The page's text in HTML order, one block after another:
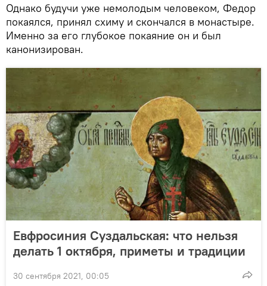
Однако будучи уже немолодым человеком, Федор
покаялся, принял схиму и скончался в монастыре.
Именно за его глубокое покаяние он и был
канонизирован.
Евфросиния Суздальская: что нельзя
делать 1 октября, приметы и традиции
30 сентября 2021, 00:05